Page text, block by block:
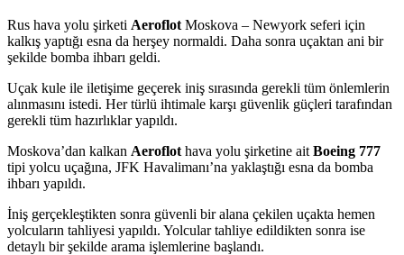
Rus hava yolu şirketi Aeroflot Moskova – Newyork seferi için
kalkış yaptığı esna da herşey normaldi. Daha sonra uçaktan ani bir
şekilde bomba ihbarı geldi.
Uçak kule ile iletişime geçerek iniş sırasında gerekli tüm önlemlerin
alınmasını istedi. Her türlü ihtimale karşı güvenlik güçleri tarafından
gerekli tüm hazırlıklar yapıldı.
Moskova’dan kalkan Aeroflot hava yolu şirketine ait Boeing 777
tipi yolcu uçağına, JFK Havalimanı’na yaklaştığı esna da bomba
ihbarı yapıldı.
İniş gerçekleştikten sonra güvenli bir alana çekilen uçakta hemen
yolcuların tahliyesi yapıldı. Yolcular tahliye edildikten sonra ise
detaylı bir şekilde arama işlemlerine başlandı.